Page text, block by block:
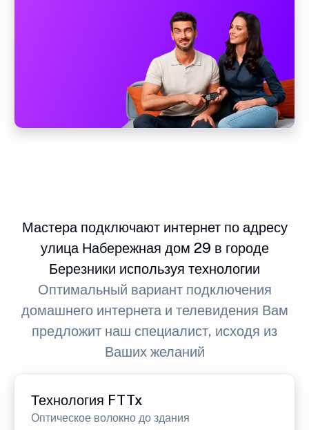
Мастера подключают интернет по адресу
улица Набережная дом 29 в городе
Березники используя технологии
Оптимальный вариант подключения
домашнего интернета и телевидения Вам
предложит наш специалист, исходя из
Ваших желаний
Технология FTTx
Оптическое волокно до здания